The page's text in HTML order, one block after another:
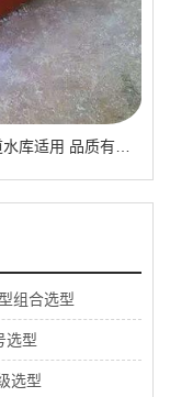
1.2×1.2米铸铁闸门 中型规格 镶铜可选 渠道水库适用 品质有助于维持
组合选型
选型
选型